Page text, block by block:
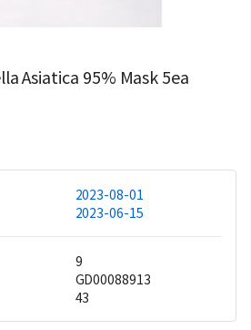
Asiatica 95% Mask 5ea
2023-08-01
2023-06-15
9
GD00088913
43